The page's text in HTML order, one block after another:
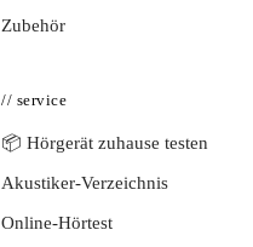
Zubehör
// service
📦 Hörgerät zuhause testen
Akustiker-Verzeichnis
Online-Hörtest